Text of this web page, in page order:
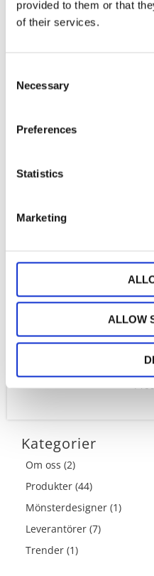
provided to them or that
of their services.
Selection
Necessary
Preferences
Statistics
Marketing
ALLOW
Sista chansen. Just
Kategorier
Om oss (2)
Produkter (44)
Mönsterdesigner (1)
Leverantörer (7)
Trender (1)